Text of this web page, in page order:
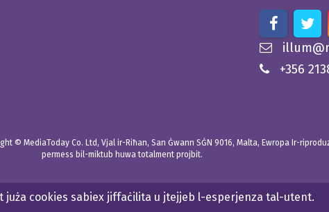
+356
© MediaToday Co. Ltd, Vjal ir-Riħan, San Ġwann SĠN 9016, Malta, Ewropa Ir-
permess bil-miktub huwa totalment projbit.
juża cookies sabiex jiffaċilita u jtejjeb l-esperjenza tal-utent.